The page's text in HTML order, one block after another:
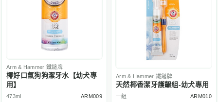
Arm & Hammer 鐵鎚牌
椰好口氣狗狗潔牙水【幼犬專
用】
473ml
ARM009
Arm & Hammer 鐵鎚牌
天然椰香潔牙護齦組-幼犬專用
一組
ARM010